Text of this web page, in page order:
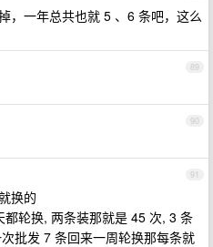
，一年总共也就 5 、6 条吧，这么
89
90
91
换的
轮换, 两条装那就是 45 次, 3 条
批发 7 条回来一周轮换那每条就